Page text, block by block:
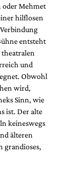
Mehmet
hilflosen
entsteht
und
Obwohl
wird,
Sinn, wie
ist. Der alte
keineswegs
älteren
grandioses,